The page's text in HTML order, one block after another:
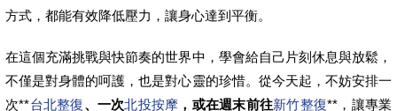
方式，都能有效降低壓力，讓身心達到平衡。
在這個充滿挑戰與快節奏的世界中，學會給自己片刻休息與放鬆，
不僅是對身體的呵護，也是對心靈的珍惜。從今天起，不妨安排一
次**台北整復、一次北投按摩 ，或在週末前往新竹整復**，讓專業